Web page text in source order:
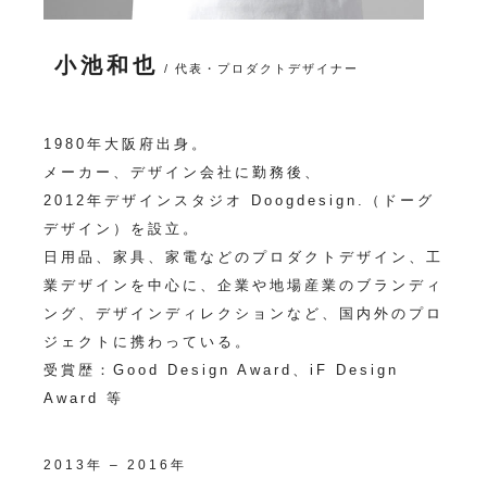
小池和也 / 代表・プロダクトデザイナー
1980年大阪府出身。
メーカー、デザイン会社に勤務後、
2012年デザインスタジオ Doogdesign.（ドーグ
デザイン）を設立。
日用品、家具、家電などのプロダクトデザイン、工
業デザインを中心に、 企業や地場産業のブランディ
ング、デザインディレクションなど、
国内外のプロ
ジェクトに携わっている。
受賞歴：Good Design Award、iF Design
Award 等
2013年 – 2016年